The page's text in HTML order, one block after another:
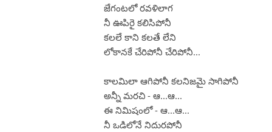
జేగంటలో రవళిలాగ
నీ ఊపిరై కలిసిపోనీ
కలలే కాని కలతే లేని
లోకానకే చేరిపోనీ చేరిపోనీ...
కాలమిలా ఆగిపోనీ కలనిజమై సాగిపోనీ
అన్నీ మరచి - ఆ...ఆ...
ఈ నిమిషంలో - ఆ...ఆ...
నీ ఒడిలోనే నిదురపోనీ